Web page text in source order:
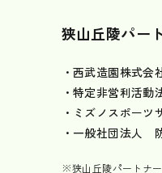
狭山丘陵パー
・西武造園株式会
・特定非営利活
・ミズノスポーツ
・一般社団法人
※狭山丘陵パートナー